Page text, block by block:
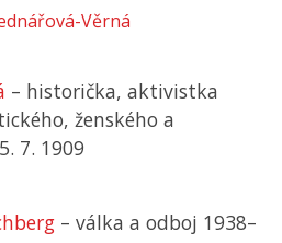
Věrná
– historička, aktivistka
ženského a
7. 1909
– válka a odboj 1938–